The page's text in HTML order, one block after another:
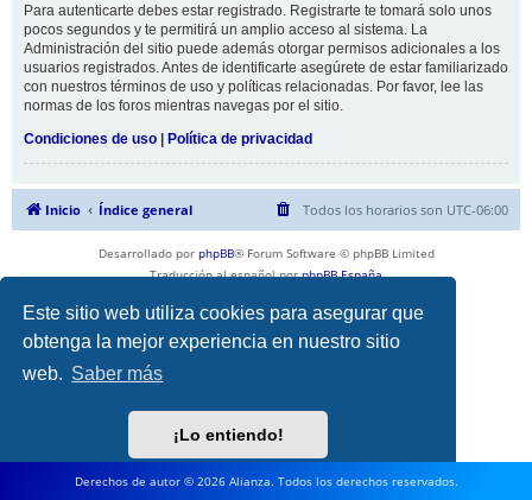
Este sitio web utiliza cookies para asegurar que
obtenga la mejor experiencia en nuestro sitio
web. Saber más
¡Lo entiendo!
Para autenticarte debes estar registrado. Registrarte te tomará solo unos
pocos segundos y te permitirá un amplio acceso al sistema. La
Administración del sitio puede además otorgar permisos adicionales a los
usuarios registrados. Antes de identificarte asegúrete de estar familiarizado
con nuestros términos de uso y políticas relacionadas. Por favor, lee las
normas de los foros mientras navegas por el sitio.
Condiciones de uso | Política de privacidad
Inicio Índice general Todos los horarios son UTC-06:00
Desarrollado por phpBB® Forum Software © phpBB Limited
Traducción al español porphpBB España
Derechos de autor © 2026 Alianza. Todos los derechos reservados.